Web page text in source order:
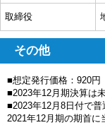
取締役
その他
■想定発行価格：920円
■2023年12月期決算は
■2023年12月8日付で普
2021年12月期の期首に